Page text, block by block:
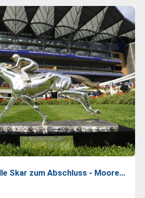
Skar zum Abschluss - Moore…